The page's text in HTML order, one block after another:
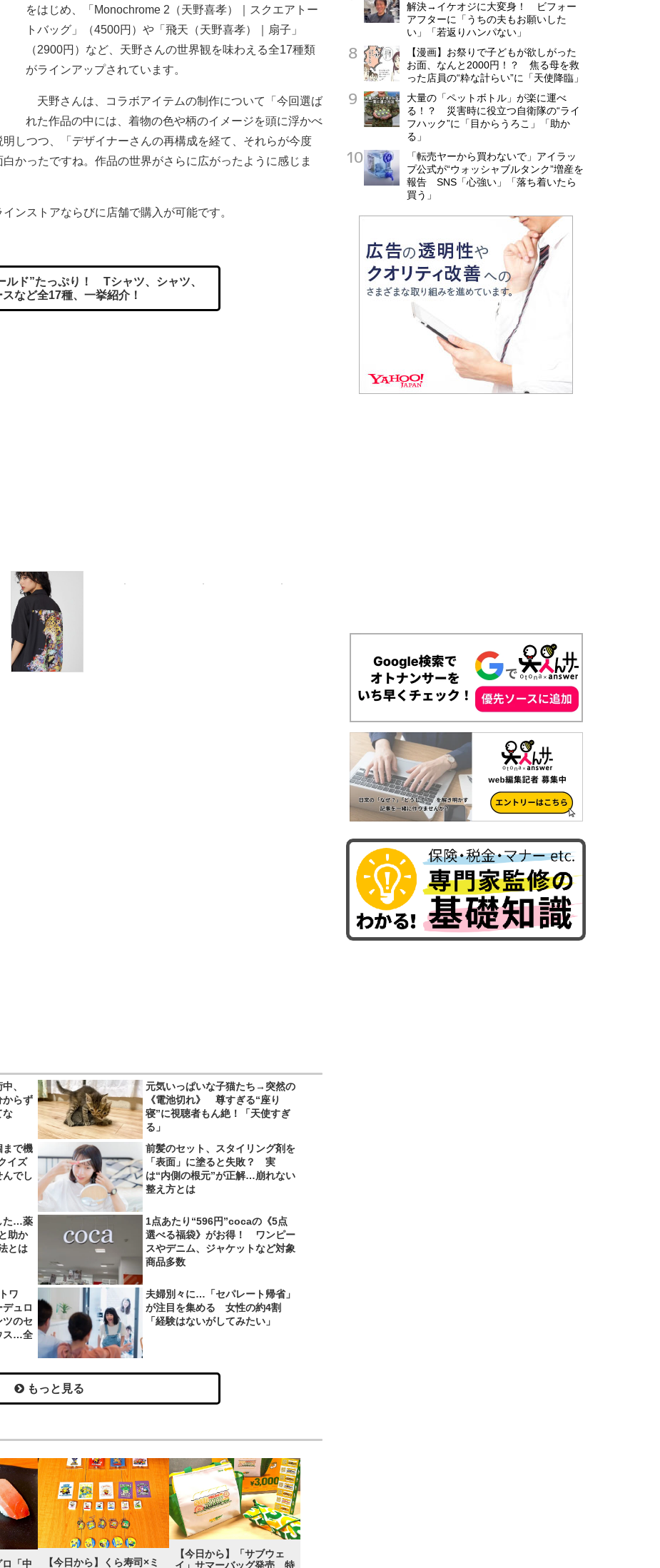
をはじめ、「Monochrome 2（天野喜孝）｜スクエアトー
トバッグ」（4500円）や「飛天（天野喜孝）｜扇子」
（2900円）など、天野さんの世界観を味わえる全17種類
がラインアップされています。
天野さんは、コラボアイテムの制作について「今回選ば
れた作品の中には、着物の色や柄のイメージを頭に浮かべ
しつつ、「デザイナーさんの再構成を経て、それらが今度
かったですね。作品の世界がさらに広がったように感じま
ンストアならびに店舗で購入が可能です。
ルド”たっぷり！ Tシャツ、シャツ、
スなど全17種、一挙紹介！
、
からず
な
元気いっぱいな子猫たち→突然の
《電池切れ》 尊すぎる“座り
寝”に視聴者もん絶！「天使すぎ
る」
まで機
イズ
んでし
前髪のセット、スタイリング剤を
「表面」に塗ると失敗？ 実
は“内側の根元”が正解…崩れない
整え方とは
た…薬
助か
とは
1点あたり“596円”cocaの《5点
選べる福袋》がお得！ ワンピー
スやデニム、ジャケットなど対象
商品多数
ワ
ュロ
ツのセ
ス…全
夫婦別々に…「セパレート帰省」
が注目を集める 女性の約4割
「経験はないがしてみたい」
もっと見る
ロ「中 【今日から】くら寿司×ミ
【今日から】「サブウェ
イ」サマーバッグ発売 特
解決→イケオジに大変身！ ビフォー
アフターに「うちの夫もお願いした
い」「若返りハンパない」
【漫画】お祭りで子どもが欲しがった
お面、なんと2000円！？ 焦る母を救
った店員の“粋な計らい”に「天使降臨」
大量の「ペットボトル」が楽に運べ
る！？ 災害時に役立つ自衛隊の“ライ
フハック”に「目からうろこ」「助か
る」
「転売ヤーから買わないで」アイラッ
プ公式が“ウォッシャブルタンク”増産を
報告 SNS「心強い」「落ち着いたら
買う」